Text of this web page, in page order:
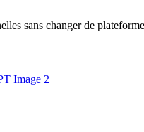
sans changer de
Image 2